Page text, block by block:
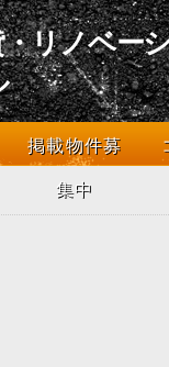
リノベー
掲載物件募
集中